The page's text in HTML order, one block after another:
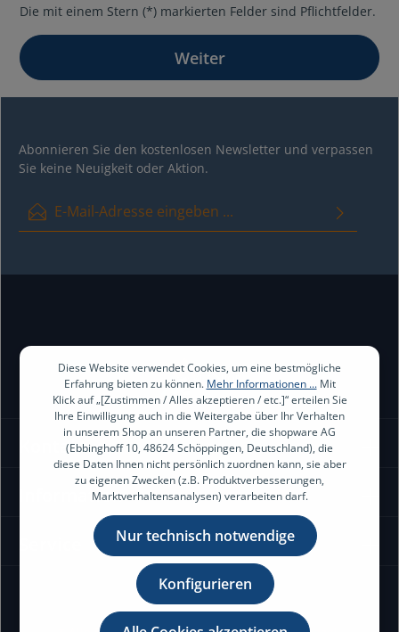
Die mit einem Stern (*) markierten Felder sind Pflichtfelder.
Weiter
Abonnieren Sie den kostenlosen Newsletter und verpassen
Sie keine Neuigkeit oder Aktion.
E-Mail-Adresse*
Kontakt
Information
Diese Website verwendet Cookies, um eine bestmögliche
Erfahrung bieten zu können. Mehr Informationen ...Mit
Klick auf „[Zustimmen / Alles akzeptieren / etc.]“ erteilen Sie
Ihre Einwilligung auch in die Weitergabe über Ihr Verhalten
in unserem Shop an unseren Partner, die shopware AG
(Ebbinghoff 10, 48624 Schöppingen, Deutschland), die
diese Daten Ihnen nicht persönlich zuordnen kann, sie aber
zu eigenen Zwecken (z.B. Produktverbesserungen,
Marktverhaltensanalysen) verarbeiten darf.
Nur technisch notwendige
Konfigurieren